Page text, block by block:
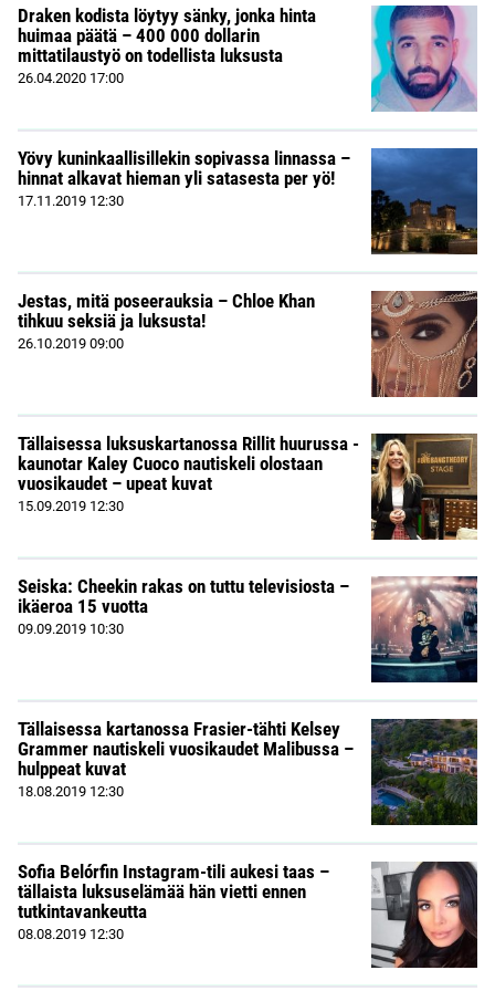
Draken kodista löytyy sänky, jonka hinta
huimaa päätä – 400 000 dollarin
mittatilaustyö on todellista luksusta
26.04.2020 17:00
Yövy kuninkaallisillekin sopivassa linnassa –
hinnat alkavat hieman yli satasesta per yö!
17.11.2019 12:30
Jestas, mitä poseerauksia – Chloe Khan
tihkuu seksiä ja luksusta!
26.10.2019 09:00
Tällaisessa luksuskartanossa Rillit huurussa -
kaunotar Kaley Cuoco nautiskeli olostaan
vuosikaudet – upeat kuvat
15.09.2019 12:30
Seiska: Cheekin rakas on tuttu televisiosta –
ikäeroa 15 vuotta
09.09.2019 10:30
Tällaisessa kartanossa Frasier-tähti Kelsey
Grammer nautiskeli vuosikaudet Malibussa –
hulppeat kuvat
18.08.2019 12:30
Sofia Belórfin Instagram-tili aukesi taas –
tällaista luksuselämää hän vietti ennen
tutkintavankeutta
08.08.2019 12:30